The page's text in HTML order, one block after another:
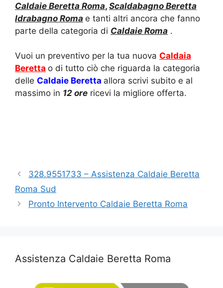
Caldaie Beretta Roma, Scaldabagno Beretta
Idrabagno Roma e tanti altri ancora che fanno
parte della categoria di Caldaie Roma .
Vuoi un preventivo per la tua nuova Caldaia
Beretta o di tutto ciò che riguarda la categoria
delle Caldaie Beretta allora scrivi subito e al
massimo in 12 ore ricevi la migliore offerta.
328.9551733 – Assistenza Caldaie Beretta
Roma Sud
Pronto Intervento Caldaie Beretta Roma
Assistenza Caldaie Beretta Roma